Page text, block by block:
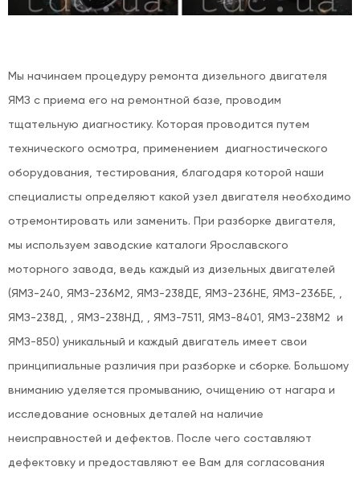
Мы начинаем процедуру ремонта дизельного двигателя
ЯМЗ с приема его на ремонтной базе, проводим
тщательную диагностику. Которая проводится путем
технического осмотра, применением диагностического
оборудования, тестирования, благодаря которой наши
специалисты определяют какой узел двигателя необходимо
отремонтировать или заменить. При разборке двигателя,
мы используем заводские каталоги Ярославского
моторного завода, ведь каждый из дизельных двигателей
(ЯМЗ-240, ЯМЗ-236М2, ЯМЗ-238ДЕ, ЯМЗ-236НЕ, ЯМЗ-236БЕ, ,
ЯМЗ-238Д, , ЯМЗ-238НД, , ЯМЗ-7511, ЯМЗ-8401, ЯМЗ-238М2 и
ЯМЗ-850) уникальный и каждый двигатель имеет свои
принципиальные различия при разборке и сборке. Большому
вниманию уделяется промыванию, очищению от нагара и
исследование основных деталей на наличие
неисправностей и дефектов. После чего составляют
дефектовку и предоставляют ее Вам для согласования